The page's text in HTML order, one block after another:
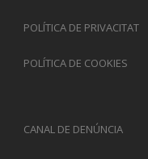
POLÍTICA DE PRIVACITAT
POLÍTICA DE COOKIES
CANAL DE DENÚNCIA